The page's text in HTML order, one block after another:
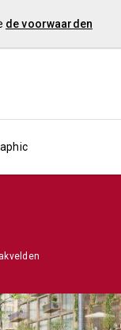
de voorwaarden